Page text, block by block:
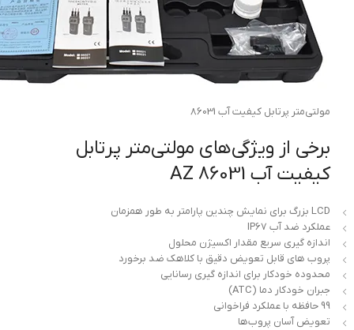
مولتی‌متر پرتابل کیفیت آب 86031
برخی از ویژگی‌های مولتی‌متر پرتابل
کیفیت آب AZ 86031
LCD بزرگ برای نمایش چندین پارامتر به طور همزمان
عملکرد ضد آب IP67
اندازه گیری سریع مقدار اکسیژن محلول
پروب های قابل تعویض دقیق با کلاهک ضد برخورد
محدوده خودکار برای اندازه گیری رسانایی
جبران خودکار دما (ATC)
99 حافظه با عملکرد فراخوانی
تعویض آسان پروب‌ها